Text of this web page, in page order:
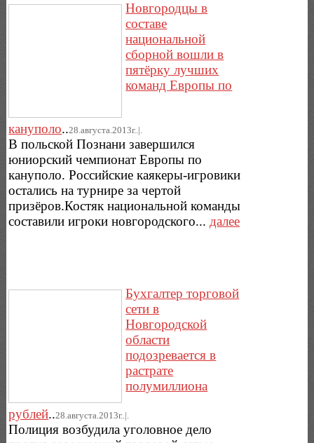
Новгородцы в
составе
национальной
сборной вошли в
пятёрку лучших
команд Европы по
кануполо..28.августа.2013г..|.
В польской Познани завершился
юниорский чемпионат Европы по
кануполо. Российские каякеры-игровики
остались на турнире за чертой
призёров.Костяк национальной команды
составили игроки новгородского... далее
Бухгалтер торговой
сети в
Новгородской
области
подозревается в
растрате
полумиллиона
рублей..28.августа.2013г..|.
Полиция возбудила уголовное дело